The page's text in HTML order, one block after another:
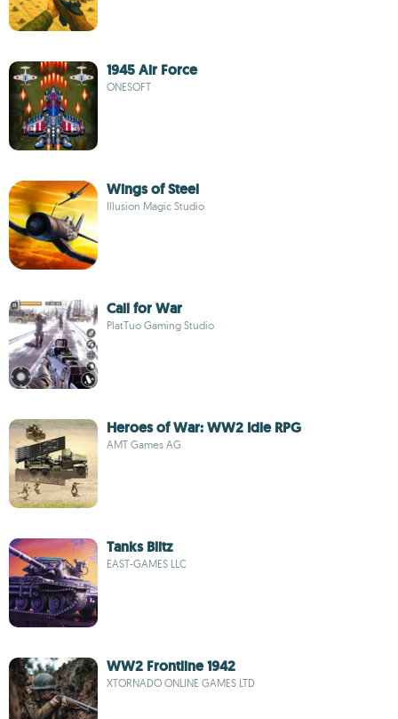
1945 Air Force
ONESOFT
Wings of Steel
Illusion Magic Studio
Call for War
PlatTuo Gaming Studio
Heroes of War: WW2 Idle RPG
AMT Games AG
Tanks Blitz
EAST-GAMES LLC
WW2 Frontline 1942
XTORNADO ONLINE GAMES LTD